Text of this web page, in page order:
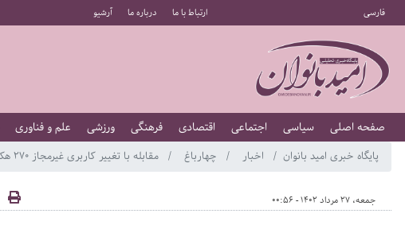
فارسی ارتباط با ما درباره ما آرشیو
صفحه اصلی سیاسی اجتماعی اقتصادی فرهنگی ورزشی علم و فناوری
پایگاه خبری امید بانوان اخبار چهارباغ مقابله با تغییر کاربری غیرمجاز 270 هکتار از اراضی زراعی در چهارباغ
جمعه، 27 مرداد 1402 - 00:56